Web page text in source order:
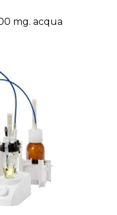
mg. acqua